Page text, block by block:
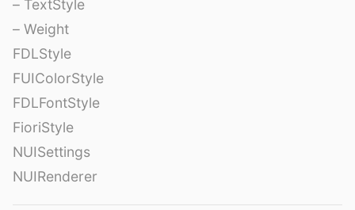
– TextStyle
– Weight
FDLStyle
FUIColorStyle
FDLFontStyle
FioriStyle
NUISettings
NUIRenderer